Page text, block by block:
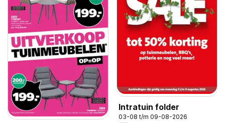
Intratuin folder
03-08 t/m 09-08-2026